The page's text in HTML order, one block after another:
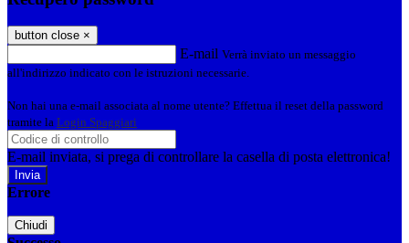
button close ×
E-mail Verrà inviato un messaggio
all'indirizzo indicato con le istruzioni necessarie.
Non hai una e-mail associata al nome utente? Effettua il reset della password
tramite la Login Spaggiari
E-mail inviata, si prega di controllare la casella di posta elettronica!
Errore
Chiudi